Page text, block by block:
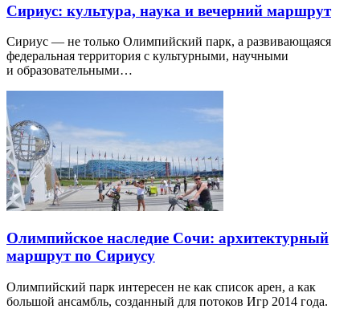
Сириус: культура, наука и вечерний маршрут
Сириус — не только Олимпийский парк, а развивающаяся
федеральная территория с культурными, научными
и образовательными…
Олимпийское наследие Сочи: архитектурный
маршрут по Сириусу
Олимпийский парк интересен не как список арен, а как
большой ансамбль, созданный для потоков Игр 2014 года.